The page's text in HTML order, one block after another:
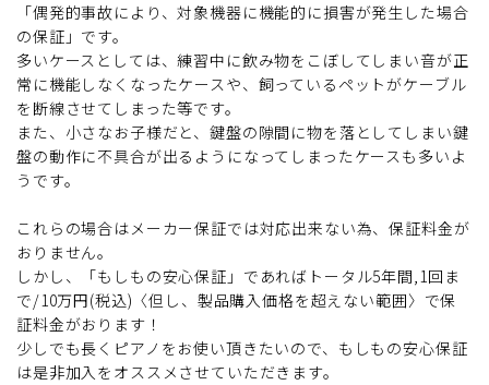
「偶発的事故により、対象機器に機能的に損害が発生した場合
の保証」です。
多いケースとしては、練習中に飲み物をこぼしてしまい音が正
常に機能しなくなったケースや、飼っているペットがケーブル
を断線させてしまった等です。
また、小さなお子様だと、鍵盤の隙間に物を落としてしまい鍵
盤の動作に不具合が出るようになってしまったケースも多いよ
うです。
これらの場合はメーカー保証では対応出来ない為、保証料金が
おりません。
しかし、「もしもの安心保証」であればトータル5年間,1回ま
で/10万円(税込)〈但し、製品購入価格を超えない範囲〉で保
証料金がおります！
少しでも長くピアノをお使い頂きたいので、もしもの安心保証
は是非加入をオススメさせていただきます。